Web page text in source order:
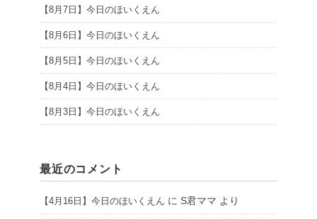
【8月7日】今日のほいくえん
【8月6日】今日のほいくえん
【8月5日】今日のほいくえん
【8月4日】今日のほいくえん
【8月3日】今日のほいくえん
最近のコメント
【4月16日】今日のほいくえん に S君ママ より